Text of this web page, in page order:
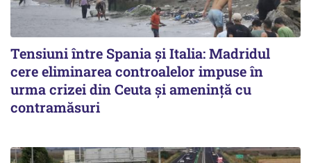
Tensiuni între Spania și Italia: Madridul
cere eliminarea controalelor impuse în
urma crizei din Ceuta și amenință cu
contramăsuri